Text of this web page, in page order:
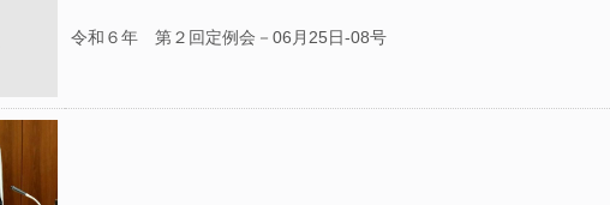
令和６年 第２回定例会－06月25日-08号